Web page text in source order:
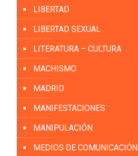
LIBERTAD
LIBERTAD SEXUAL
LITERATURA – CULTURA
MACHISMO
MADRID
MANIFESTACIONES
MANIPULACIÓN
MEDIOS DE COMUNICACIÓN